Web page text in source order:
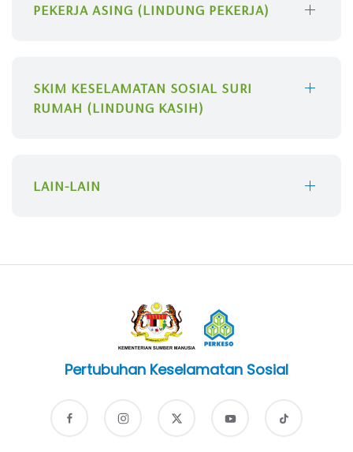
PEKERJA ASING (LINDUNG PEKERJA)
SKIM KESELAMATAN SOSIAL SURI
RUMAH (LINDUNG KASIH)
LAIN-LAIN
Pertubuhan Keselamatan Sosial